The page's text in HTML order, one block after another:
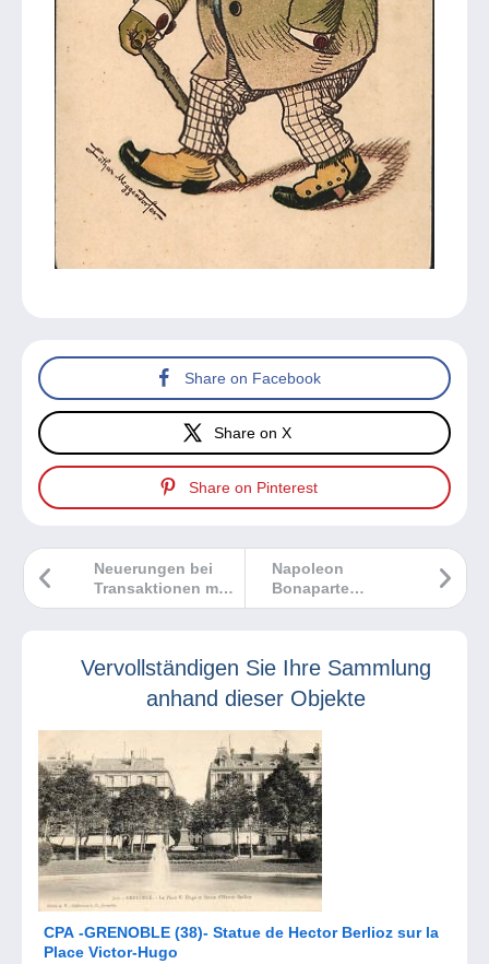
Share on Facebook
Share on X
Share on Pinterest
Napoleon
Bonaparte
sammeln: So viele
Neuerungen bei
Transaktionen mit
Einfuhrabgaben
Vervollständigen Sie Ihre Sammlung
anhand dieser Objekte
CPA -GRENOBLE (38)- Statue de Hector Berlioz sur la
Place Victor-Hugo